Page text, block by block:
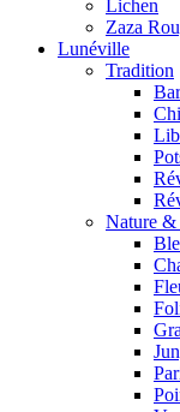
Lichen
Zaza
Lunéville
Tradition
Nature &